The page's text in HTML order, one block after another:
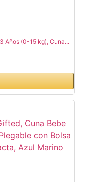
Años (0-15 kg), Cuna...